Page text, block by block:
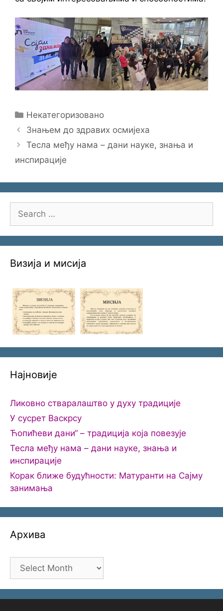
Categories
Некатегоризовано
Знањем до здравих осмијеха
Тесла међу нама – дани науке, знања и
инспирације
for:
Визија и мисија
Најновије
Ликовно стваралаштво у духу традиције
У сусрет Васкрсу
Ћопићеви дани“ – традиција која повезује
Тесла међу нама – дани науке, знања и
инспирације
Корак ближе будућности: Матуранти на Сајму
занимања
Архива
Архива